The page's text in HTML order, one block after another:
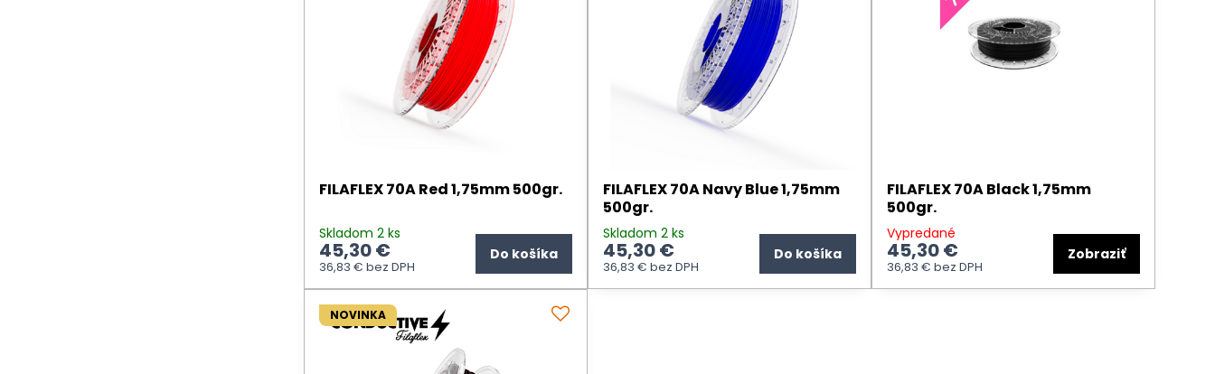
FILAFLEX 70A Red 1,75mm 500gr.
Skladom 2 ks
45,30 €
36,83 €bez DPH
Do košíka
FILAFLEX 70A Navy Blue 1,75mm
500gr.
Skladom 2 ks
45,30 €
36,83 €bez DPH
Do košíka
FILAFLEX 70A Black 1,75mm
500gr.
Vypredané
45,30 €
36,83 €bez DPH
Zobraziť
NOVINKA